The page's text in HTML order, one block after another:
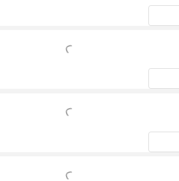
もっと見る
もっと見る
もっと見る